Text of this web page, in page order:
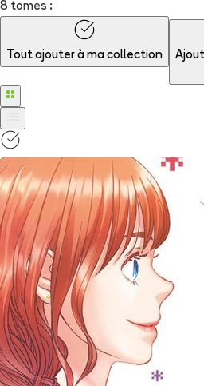
8 tomes :
Tout ajouter à ma collection